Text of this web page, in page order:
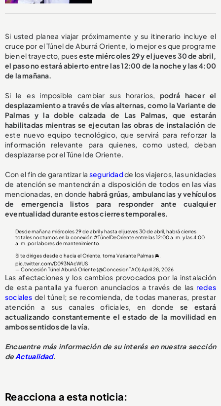
Si usted planea viajar próximamente y su itinerario incluye el
cruce por el Túnel de Aburrá Oriente, lo mejor es que programe
bien el trayecto, pueseste miércoles 29 y el jueves 30 de abril,
el paso no estará abierto entre las 12:00 de la noche y las 4:00
de la mañana.
Si le es imposible cambiar sus horarios,podrá hacer el
desplazamiento a través de vías alternas, como la Variante de
Palmas y la doble calzada de Las Palmas, que estarán
habilitadas mientras se ejecutan las obras de instalaciónde
este nuevo equipo tecnológico, que servirá para reforzar la
información relevante para quienes, como usted, deban
desplazarse por el Túnel de Oriente.
Con el fin de garantizar laseguridadde los viajeros, las unidades
de atención se mantendrán a disposición de todos en las vías
mencionadas, en donde habrá grúas, ambulancias y vehículos
de emergencia listos para responder ante cualquier
eventualidad durante estos cierres temporales.
Desde mañana miércoles 29 de abril y hasta el jueves 30 de abril, habrá cierres
totales nocturnos en la conexión#TúnelDeOrienteentre las 12:00 a. m. y las 4:00
a. m. por labores de mantenimiento.
Si te diriges desde o hacia el Oriente, toma Variante Palmas 🚘.
pic.twitter.com/D093NAcWUS
— Concesión Túnel Aburrá Oriente (@ConcesionTAO)April 28, 2026
Las afectaciones y los cambios provocados por la instalación
de esta pantalla ya fueron anunciados a través de las redes
sociales del túnel; se recomienda, de todas maneras, prestar
atención a sus canales oficiales, en donde se estará
actualizando constantemente el estado de la movilidad en
ambos sentidos de la vía.
Encuentre más información de su interés en nuestra sección
deActualidad.
Reacciona a esta noticia: